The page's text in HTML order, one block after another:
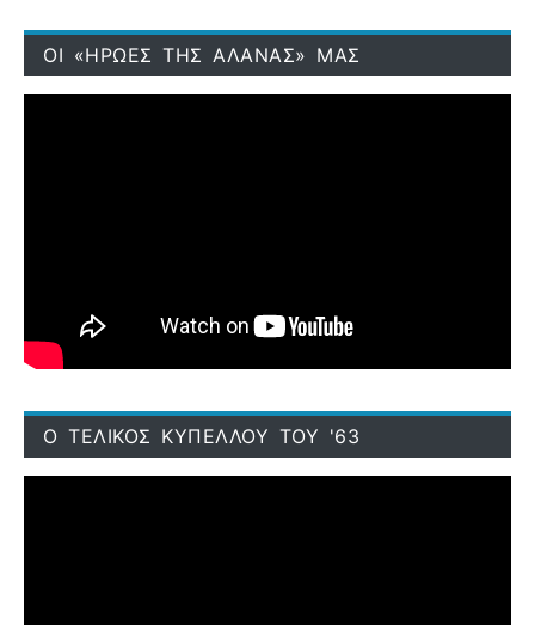
ΟΙ «ΗΡΩΕΣ ΤΗΣ ΑΛΑΝΑΣ» ΜΑΣ
Ο ΤΕΛΙΚΟΣ ΚΥΠΕΛΛΟΥ ΤΟΥ '63